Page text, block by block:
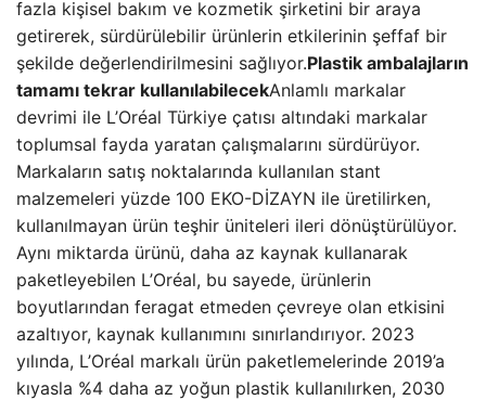
fazla kişisel bakım ve kozmetik şirketini bir araya
getirerek, sürdürülebilir ürünlerin etkilerinin şeffaf bir
şekilde değerlendirilmesini sağlıyor.Plastik ambalajların
tamamı tekrar kullanılabilecekAnlamlı markalar
devrimi ile L’Oréal Türkiye çatısı altındaki markalar
toplumsal fayda yaratan çalışmalarını sürdürüyor.
Markaların satış noktalarında kullanılan stant
malzemeleri yüzde 100 EKO-DİZAYN ile üretilirken,
kullanılmayan ürün teşhir üniteleri ileri dönüştürülüyor.
Aynı miktarda ürünü, daha az kaynak kullanarak
paketleyebilen L’Oréal, bu sayede, ürünlerin
boyutlarından feragat etmeden çevreye olan etkisini
azaltıyor, kaynak kullanımını sınırlandırıyor. 2023
yılında, L’Oréal markalı ürün paketlemelerinde 2019’a
kıyasla %4 daha az yoğun plastik kullanılırken, 2030